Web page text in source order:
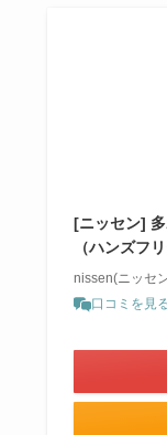
[ニッセン]
（ハンズフ
nissen(ニッセ
口コミを見